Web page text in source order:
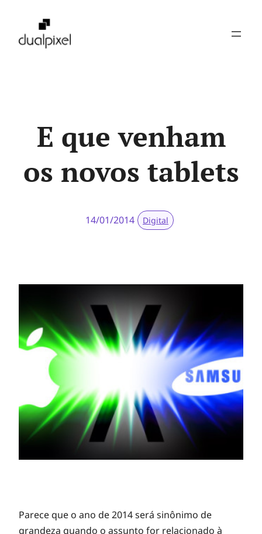
E que venham
os novos tablets
14/01/2014 Digital
E
Parece que o ano de 2014 será sinônimo de
grandeza quando o assunto for relacionado à